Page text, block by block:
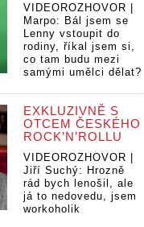
VIDEOROZHOVOR |
Marpo: Bál jsem se
Lenny vstoupit do
rodiny, říkal jsem si,
co tam budu mezi
samými umělci dělat?
EXKLUZIVNĚ S
OTCEM ČESKÉHO
ROCK’N’ROLLU
VIDEOROZHOVOR |
Jiří Suchý: Hrozně
rád bych lenošil, ale
já to nedovedu, jsem
workoholik